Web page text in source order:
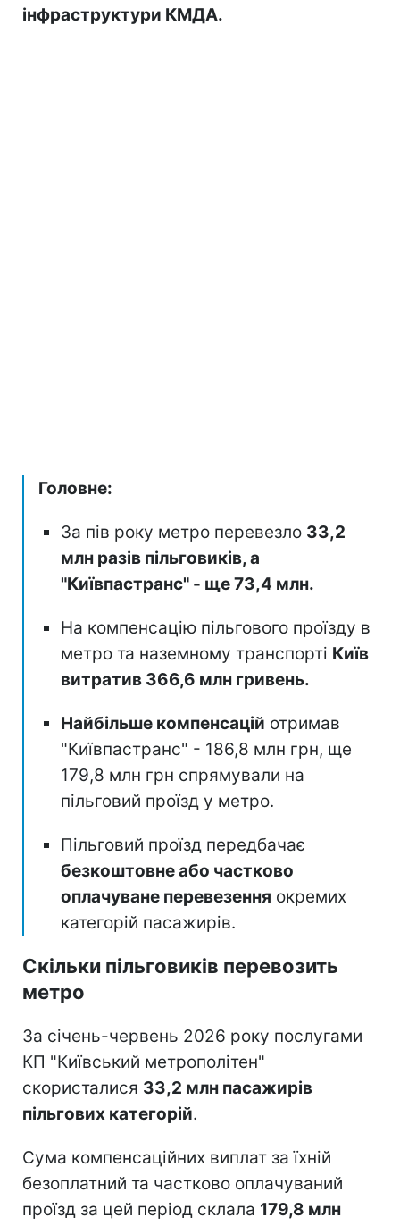
інфраструктури КМДА.
Головне:
За пів року метро перевезло 33,2
млн разів пільговиків, а
"Київпастранс" - ще 73,4 млн.
На компенсацію пільгового проїзду в
метро та наземному транспорті Київ
витратив 366,6 млн гривень.
Найбільше компенсацій отримав
"Київпастранс" - 186,8 млн грн, ще
179,8 млн грн спрямували на
пільговий проїзд у метро.
Пільговий проїзд передбачає
безкоштовне або частково
оплачуване перевезення окремих
категорій пасажирів.
Скільки пільговиків перевозить
метро
За січень-червень 2026 року послугами
КП "Київський метрополітен"
скористалися 33,2 млн пасажирів
пільгових категорій.
Сума компенсаційних виплат за їхній
безоплатний та частково оплачуваний
проїзд за цей період склала 179,8 млн